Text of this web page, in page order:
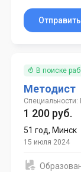
В поиске
Методист
Специальности:
1 200 руб.
51 год, Минск
15 июля 2024